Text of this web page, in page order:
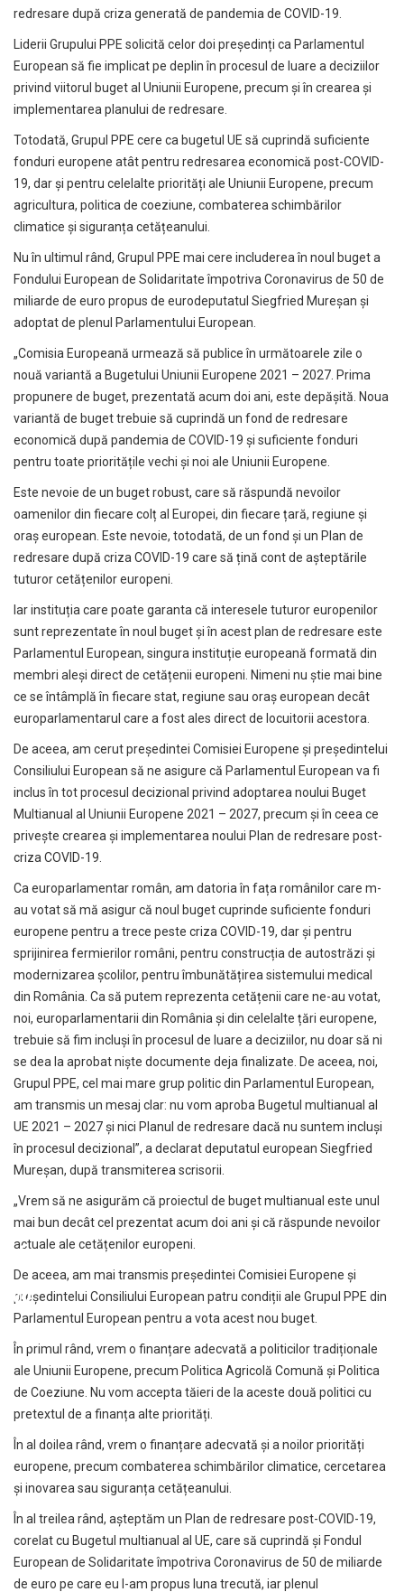
redresare după criza generată de pandemia de COVID-19.
Liderii Grupului PPE solicită celor doi președinți ca Parlamentul
European să fie implicat pe deplin în procesul de luare a deciziilor
privind viitorul buget al Uniunii Europene, precum și în crearea și
implementarea planului de redresare.
Totodată, Grupul PPE cere ca bugetul UE să cuprindă suficiente
fonduri europene atât pentru redresarea economică post-COVID-
19, dar și pentru celelalte priorități ale Uniunii Europene, precum
agricultura, politica de coeziune, combaterea schimbărilor
climatice și siguranța cetățeanului.
Nu în ultimul rând, Grupul PPE mai cere includerea în noul buget a
Fondului European de Solidaritate împotriva Coronavirus de 50 de
miliarde de euro propus de eurodeputatul Siegfried Mureșan și
adoptat de plenul Parlamentului European.
„Comisia Europeană urmează să publice în următoarele zile o
nouă variantă a Bugetului Uniunii Europene 2021 – 2027. Prima
propunere de buget, prezentată acum doi ani, este depășită. Noua
variantă de buget trebuie să cuprindă un fond de redresare
economică după pandemia de COVID-19 și suficiente fonduri
pentru toate prioritățile vechi și noi ale Uniunii Europene.
Este nevoie de un buget robust, care să răspundă nevoilor
oamenilor din fiecare colț al Europei, din fiecare țară, regiune și
oraș european. Este nevoie, totodată, de un fond și un Plan de
redresare după criza COVID-19 care să țină cont de așteptările
tuturor cetățenilor europeni.
Iar instituția care poate garanta că interesele tuturor europenilor
sunt reprezentate în noul buget și în acest plan de redresare este
Parlamentul European, singura instituție europeană formată din
membri aleși direct de cetățenii europeni. Nimeni nu știe mai bine
ce se întâmplă în fiecare stat, regiune sau oraș european decât
europarlamentarul care a fost ales direct de locuitorii acestora.
De aceea, am cerut președintei Comisiei Europene și președintelui
Consiliului European să ne asigure că Parlamentul European va fi
inclus în tot procesul decizional privind adoptarea noului Buget
Multianual al Uniunii Europene 2021 – 2027, precum și în ceea ce
privește crearea și implementarea noului Plan de redresare post-
criza COVID-19.
Ca europarlamentar român, am datoria în fața românilor care m-
au votat să mă asigur că noul buget cuprinde suficiente fonduri
europene pentru a trece peste criza COVID-19, dar și pentru
sprijinirea fermierilor români, pentru construcția de autostrăzi și
modernizarea școlilor, pentru îmbunătățirea sistemului medical
din România. Ca să putem reprezenta cetățenii care ne-au votat,
noi, europarlamentarii din România și din celelalte țări europene,
trebuie să fim incluși în procesul de luare a deciziilor, nu doar să ni
se dea la aprobat niște documente deja finalizate. De aceea, noi,
Grupul PPE, cel mai mare grup politic din Parlamentul European,
am transmis un mesaj clar: nu vom aproba Bugetul multianual al
UE 2021 – 2027 și nici Planul de redresare dacă nu suntem incluși
în procesul decizional”, a declarat deputatul european Siegfried
Mureșan, după transmiterea scrisorii.
„Vrem să ne asigurăm că proiectul de buget multianual este unul
mai bun decât cel prezentat acum doi ani și că răspunde nevoilor
actuale ale cetățenilor europeni.
De aceea, am mai transmis președintei Comisiei Europene și
președintelui Consiliului European patru condiții ale Grupul PPE din
Parlamentul European pentru a vota acest nou buget.
În primul rând, vrem o finanțare adecvată a politicilor tradiționale
ale Uniunii Europene, precum Politica Agricolă Comună și Politica
de Coeziune. Nu vom accepta tăieri de la aceste două politici cu
pretextul de a finanța alte priorități.
În al doilea rând, vrem o finanțare adecvată și a noilor priorități
europene, precum combaterea schimbărilor climatice, cercetarea
și inovarea sau siguranța cetățeanului.
În al treilea rând, așteptăm un Plan de redresare post-COVID-19,
corelat cu Bugetul multianual al UE, care să cuprindă și Fondul
European de Solidaritate împotriva Coronavirus de 50 de miliarde
de euro pe care eu l-am propus luna trecută, iar plenul